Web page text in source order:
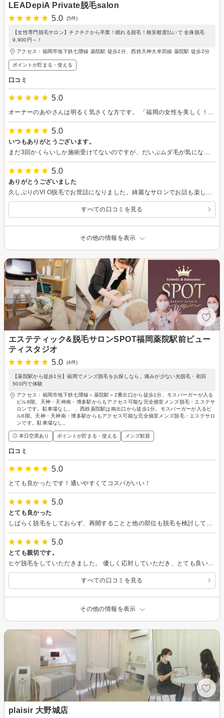
LEADepiA Private脱毛salon
5.0
(5件)
【女性専門脱毛サロン】チクチクから卒業！眠れる脱毛！格安都度払いで 全身脱毛
9,900円～！
アクセス：福岡市地下鉄七隈線 薬院駅 徒歩2分、西鉄天神大牟田線 薬院駅 徒歩2分
ポイントが貯まる・使える
口コミ
5.0
5.0
いつもありがとうございます。
5.0
ありがとうございました
すべての口コミを見る
その他の情報を表示
エステティック&脱毛サロンSPOT福岡薬院駅前ビュー
ティスタジオ
5.0
(4件)
【薬院駅から徒歩1分】福岡でメンズ脱毛をお探しなら。痛みが少ない光脱毛・初回
500円で体験
アクセス：福岡市地下鉄七隈線＜薬院駅＞2番出口から徒歩1分、モスバーガーが入る
ビル6階。天神・天神南・博多駅からもアクセス可能な完全個室メンズ脱毛・エステサ
ロンです。駐車場なし。 、西鉄薬院駅は南出口から徒歩1分。モスバーガーが入るビ
ル6階。天神・天神南・博多駅からもアクセス可能な完全個室メンズ脱毛・エステサロ
ンです。駐車場なし。
◎ 本日空席あり ポイントが貯まる・使える メンズ歓迎
口コミ
5.0
とても良かったです！通いやすくてコスパがいい！
5.0
とても良かった
5.0
とても親切です。
ヒゲ脱毛をしていただきました。 優しく応対していただき、とても良い時間を過ごすことができました。 定期的に通いたいと思います。
すべての口コミを見る
その他の情報を表示
plaisir 大野城店